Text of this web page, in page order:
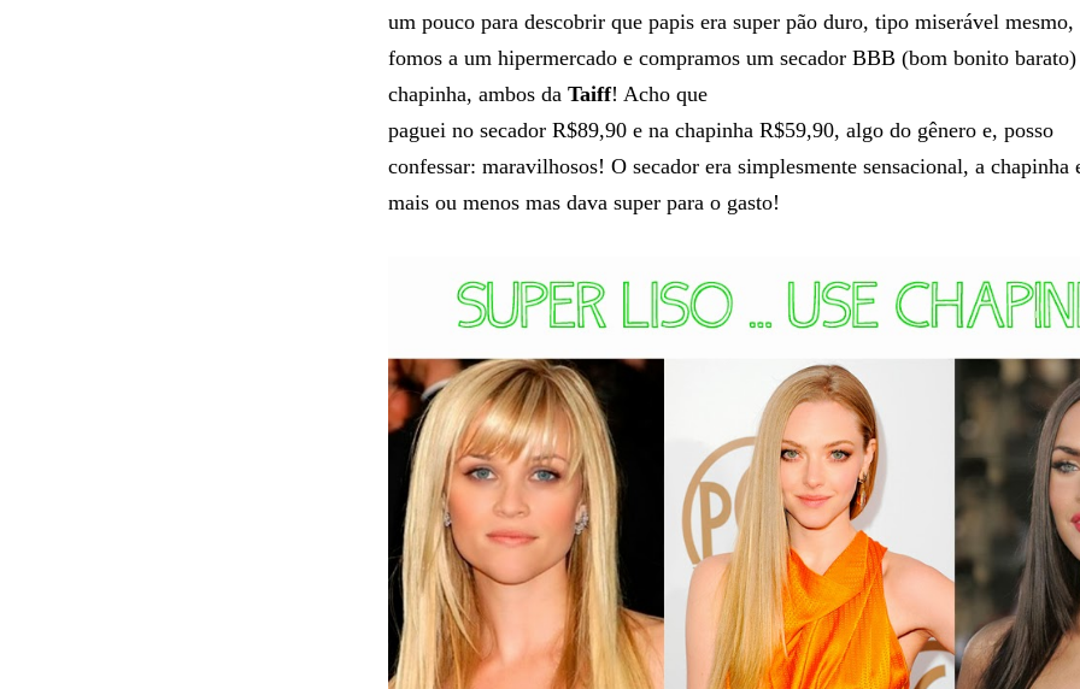
um pouco para descobrir que papis era super pão duro, tipo miserável mesmo,
fomos a um hipermercado e compramos um secador BBB (bom bonito
chapinha, ambos da Taiff! Acho que
paguei no secador R$89,90 e na chapinha R$59,90, algo do gênero e, posso
confessar: maravilhosos! O secador era simplesmente sensacional, a chapinha
mais ou menos mas dava super para o gasto!